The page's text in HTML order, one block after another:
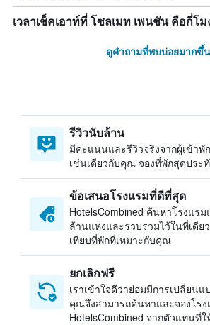
เวลาเช็คเอาท์ที่ โซลเมท เพนชัน คือกี่โม
ดูคำถามที่พบบ่อยมากขึ้น
รีวิวนับล้าน
มีคะแนนและรีวิวจริงจากผู้เข้า
เช่นเดียวกับคุณ จองที่พักสุดประ
ข้อเสนอโรงแรมที่ดีที่สุด
HotelsCombined ค้นหาโรงแร
ล้านแห่งและรวบรวมไว้ในที่เดีย
เทียบที่พักที่เหมาะกับคุณ
ยกเลิกฟรี
เราเข้าใจดีว่าย่อมมีการเปลี่ยน
คุณจึงสามารถค้นหาและจองโร
HotelsCombined จากตัวแทนที่